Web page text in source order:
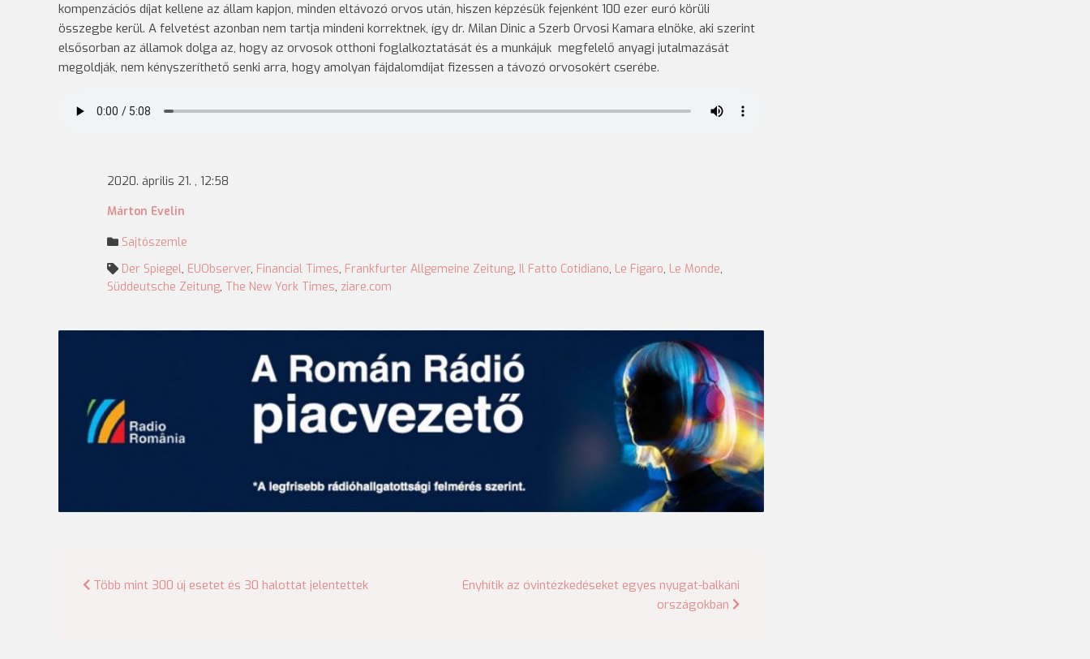
kompenzációs díjat kellene az állam kapjon, minden eltávozó orvos után, hiszen képzésük fejenként 100 ezer euró körüli
összegbe kerül. A felvetést azonban nem tartja mindeni korrektnek, így dr. Milan Dinic a Szerb Orvosi Kamara elnöke, aki szerint
elsősorban az államok dolga az, hogy az orvosok otthoni foglalkoztatását és a munkájuk megfelelő anyagi jutalmazását
megoldják, nem kényszeríthető senki arra, hogy amolyan fájdalomdíjat fizessen a távozó orvosokért cserébe.
2020. április 21. , 12:58
Márton Evelin
Sajtószemle
Der Spiegel, EUObserver, Financial Times, Frankfurter Allgemeine Zeitung, Il Fatto Cotidiano, Le Figaro, Le Monde,
Süddeutsche Zeitung, The New York Times, ziare.com
Bejegyzés
Több mint 300 új esetet és 30 halottat jelentettek
Enyhítik az óvintézkedéseket egyes nyugat-balkáni
országokban